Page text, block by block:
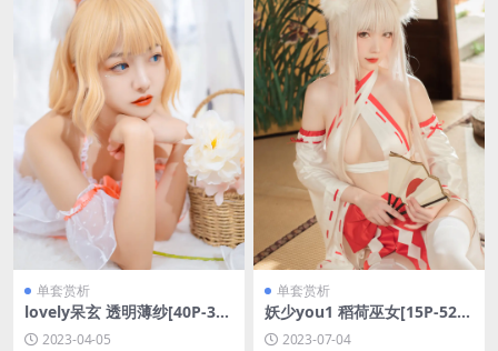
单套赏析
lovely呆玄 透明薄纱[40P-386
MB]2023-04-05
单套赏析
妖少you1 稻荷巫女[15P-52M
B] 2023-07-04